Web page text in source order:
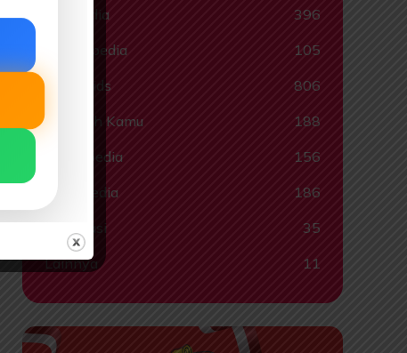
Quispedia
396
Ragampedia
105
Smartkids
806
Tahukah Kamu
188
Tokohpedia
156
Videopedia
186
Informasi
35
Lainnya
11